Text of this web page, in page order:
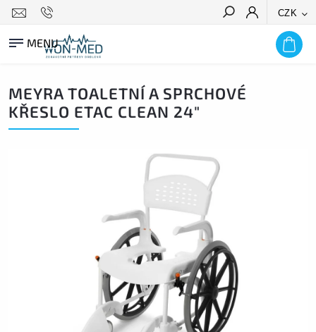
CZK
HLEDAT
MEYRA TOALETNÍ A SPRCHOVÉ
KŘESLO ETAC CLEAN 24"